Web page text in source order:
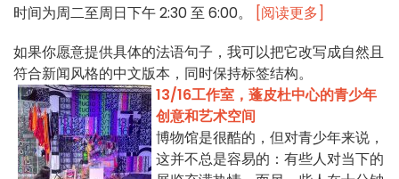
时间为周二至周日下午 2:30 至 6:00。
[阅读更多]
如果你愿意提供具体的法语句子，我可以把它改写成自然且
符合新闻风格的中文版本，同时保持标签结构。
13/16工作室，蓬皮杜中心的青少年
创意和艺术空间
博物馆是很酷的，但对青少年来说，
这并不总是容易的：有些人对当下的